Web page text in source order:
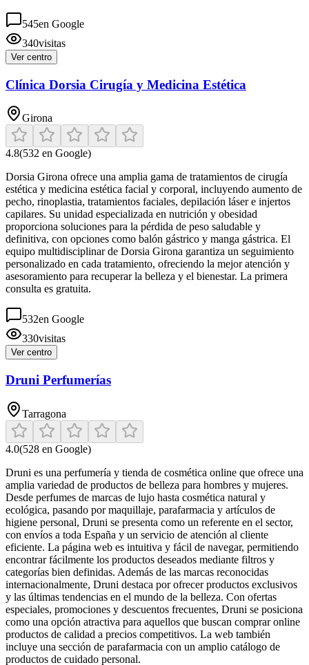
545en Google
340visitas
Ver centro
Clínica Dorsia Cirugía y Medicina Estética
Girona
4.8(532 en Google)
Dorsia Girona ofrece una amplia gama de tratamientos de cirugía
estética y medicina estética facial y corporal, incluyendo aumento de
pecho, rinoplastia, tratamientos faciales, depilación láser e injertos
capilares. Su unidad especializada en nutrición y obesidad
proporciona soluciones para la pérdida de peso saludable y
definitiva, con opciones como balón gástrico y manga gástrica. El
equipo multidisciplinar de Dorsia Girona garantiza un seguimiento
personalizado en cada tratamiento, ofreciendo la mejor atención y
asesoramiento para recuperar la belleza y el bienestar. La primera
consulta es gratuita.
532en Google
330visitas
Ver centro
Druni Perfumerías
Tarragona
4.0(528 en Google)
Druni es una perfumería y tienda de cosmética online que ofrece una
amplia variedad de productos de belleza para hombres y mujeres.
Desde perfumes de marcas de lujo hasta cosmética natural y
ecológica, pasando por maquillaje, parafarmacia y artículos de
higiene personal, Druni se presenta como un referente en el sector,
con envíos a toda España y un servicio de atención al cliente
eficiente. La página web es intuitiva y fácil de navegar, permitiendo
encontrar fácilmente los productos deseados mediante filtros y
categorías bien definidas. Además de las marcas reconocidas
internacionalmente, Druni destaca por ofrecer productos exclusivos
y las últimas tendencias en el mundo de la belleza. Con ofertas
especiales, promociones y descuentos frecuentes, Druni se posiciona
como una opción atractiva para aquellos que buscan comprar online
productos de calidad a precios competitivos. La web también
incluye una sección de parafarmacia con un amplio catálogo de
productos de cuidado personal.